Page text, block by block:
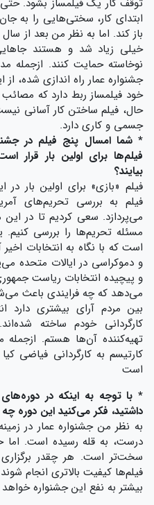
توقف کار یک فیلمساز بشود. حتی
ابتدای کار، سختی‌هایی را به
خیلی زیاد شد و هستند
نوخاسته حمایت کنند. ازجمله
جشنواره عمار راه اندازی شده،
خود فیلمساز ربط دارد که
حال، فیلم ساختن کار آسانی
جسمی و کاری دارد.
* شما امسال پنج فیلم در
فیلم‌ها برای اولین بار قرار
بیایند؟
فیلم «بازی» برای اولین بار
می‌پردازد. سعی کردیم تا در
مسئله تحریم‌ها را بررسی
است که با نگاه به انتخابات اخیر
و دموکراسی در ایالات متحده
و پیچیده انتخابات ریاست
می‌دهد که چه فرایندی باعث
بین مردم آرای بیشتری دارد
کارگردانی خودم ساخته
تهیه‌کننده آن‌ها هستم.
کارتیسم به کارگردانی فیاضی
است
* با توجه به اینکه در
داشتید، فکر می‌کنید این دوره
به نظر من جشنواره عمار در
درست، به قله رسیده است. اما
سخت‌تر است. هر چقدر
فیلم‌ها کیفیت بالاتری انجام
بیشتر به نفع این جشنواره خواهد